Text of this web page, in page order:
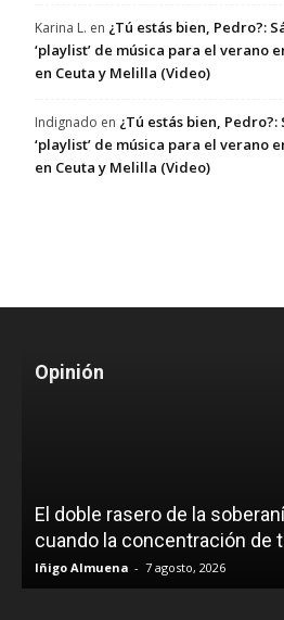
Karina L. en ¿Tú estás bien, Pedro?:
‘playlist’ de música para el verano
en Ceuta y Melilla (Video)
Indignado en ¿Tú estás bien,
‘playlist’ de música para el verano
en Ceuta y Melilla (Video)
Opinión
El doble rasero de la
cuando la concentración de
Iñigo Almuena - 7 agosto, 2026